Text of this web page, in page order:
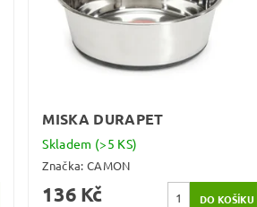
MISKA DURAPET
Skladem (>5 KS)
Značka:CAMON
136 Kč